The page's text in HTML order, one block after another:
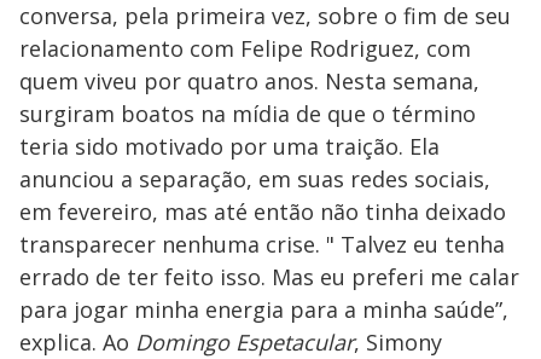
conversa, pela primeira vez, sobre o fim de seu
relacionamento com Felipe Rodriguez, com
quem viveu por quatro anos. Nesta semana,
surgiram boatos na mídia de que o término
teria sido motivado por uma traição. Ela
anunciou a separação, em suas redes sociais,
em fevereiro, mas até então não tinha deixado
transparecer nenhuma crise. " Talvez eu tenha
errado de ter feito isso. Mas eu preferi me calar
para jogar minha energia para a minha saúde”,
explica. Ao Domingo Espetacular, Simony